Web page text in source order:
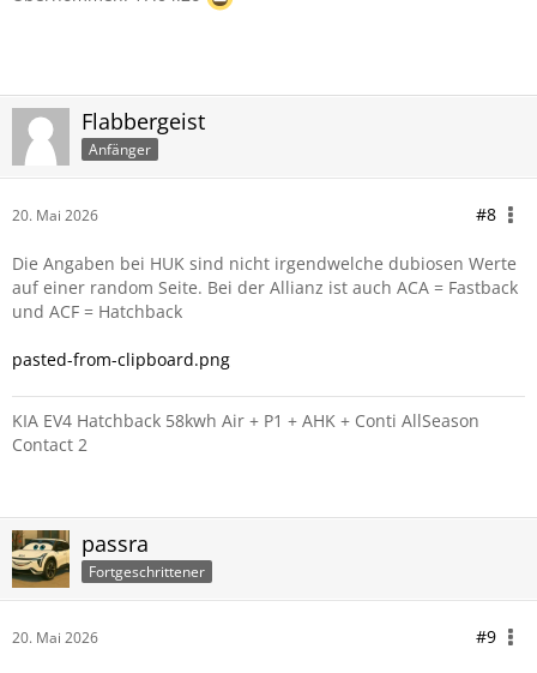
Flabbergeist
Anfänger
20. Mai 2026 #8
Die Angaben bei HUK sind nicht irgendwelche dubiosen Werte
auf einer random Seite. Bei der Allianz ist auch ACA = Fastback
und ACF = Hatchback
pasted-from-clipboard.png
KIA EV4 Hatchback 58kwh Air + P1 + AHK + Conti AllSeason
Contact 2
passra
Fortgeschrittener
20. Mai 2026 #9